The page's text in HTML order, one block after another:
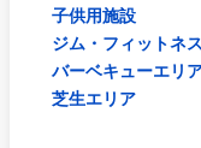
子供用施設
ジム・フィットネス
バーベキューエリ
芝生エリア